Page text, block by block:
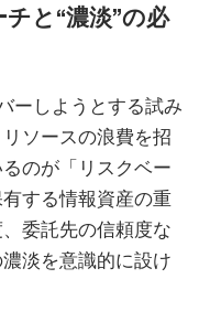
と“濃淡”の必
ーしようとする試み
ソースの浪費を招
のが「リスクベー
する情報資産の重
委託先の信頼度な
淡を意識的に設け